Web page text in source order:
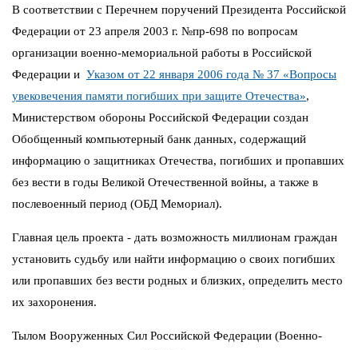
В соответствии с Перечнем поручений Президента Российской
Федерации от 23 апреля 2003 г. №пр-698 по вопросам
организации военно-мемориальной работы в Российской
Федерации и Указом от 22 января 2006 года № 37 «Вопросы
увековечения памяти погибших при защите Отечества»,
Министерством обороны Российской Федерации создан
Обобщенный компьютерный банк данных, содержащий
информацию о защитниках Отечества, погибших и пропавших
без вести в годы Великой Отечественной войны, а также в
послевоенный период (ОБД Мемориал).
Главная цель проекта - дать возможность миллионам граждан
установить судьбу или найти информацию о своих погибших
или пропавших без вести родных и близких, определить место
их захоронения.
Тылом Вооруженных Сил Российской Федерации (Военно-